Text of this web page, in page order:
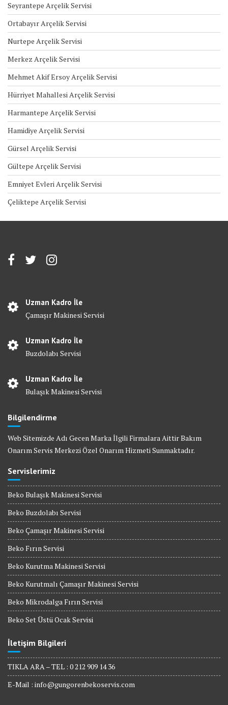
Seyrantepe Arçelik Servisi
Ortabayır Arçelik Servisi
Nurtepe Arçelik Servisi
Merkez Arçelik Servisi
Mehmet Akif Ersoy Arçelik Servisi
Hürriyet Mahallesi Arçelik Servisi
Harmantepe Arçelik Servisi
Hamidiye Arçelik Servisi
Gürsel Arçelik Servisi
Gültepe Arçelik Servisi
Emniyet Evleri Arçelik Servisi
Çeliktepe Arçelik Servisi
Uzman Kadro İle
Çamaşır Makinesi Servisi
Uzman Kadro İle
Buzdolabı Servisi
Uzman Kadro İle
Bulaşık Makinesi Servisi
Bilgilendirme
Web Sitemizde Adı Gecen Marka İlgili Firmalara Aittir Bakım
Onarım Servis Merkezi Özel Onarım Hizmeti Sunmaktadır.
Servislerimiz
Beko Bulaşık Makinesi Servisi
Beko Buzdolabı Servisi
Beko Çamaşır Makinesi Servisi
Beko Fırın Servisi
Beko Kurutma Makinesi Servisi
Beko Kurutmalı Çamaşır Makinesi Servisi
Beko Mikrodalga Fırın Servisi
Beko Set Üstü Ocak Servisi
İletişim Bilgileri
TIKLA ARA – TEL : 0 212 909 14 36
E-Mail : info@gungorenbekoservis.com